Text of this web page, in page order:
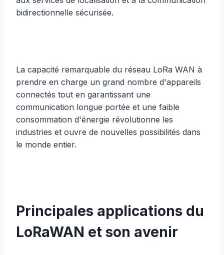
bidirectionnelle sécurisée.
La capacité remarquable du réseau LoRa WAN à
prendre en charge un grand nombre d'appareils
connectés tout en garantissant une
communication longue portée et une faible
consommation d'énergie révolutionne les
industries et ouvre de nouvelles possibilités dans
le monde entier.
Principales applications du
LoRaWAN et son avenir